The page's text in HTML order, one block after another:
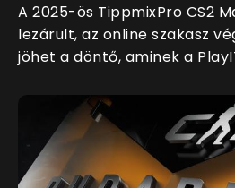
A 2025-ös TippmixPro CS2
lezárult, az online szakasz
jöhet a döntő, aminek a